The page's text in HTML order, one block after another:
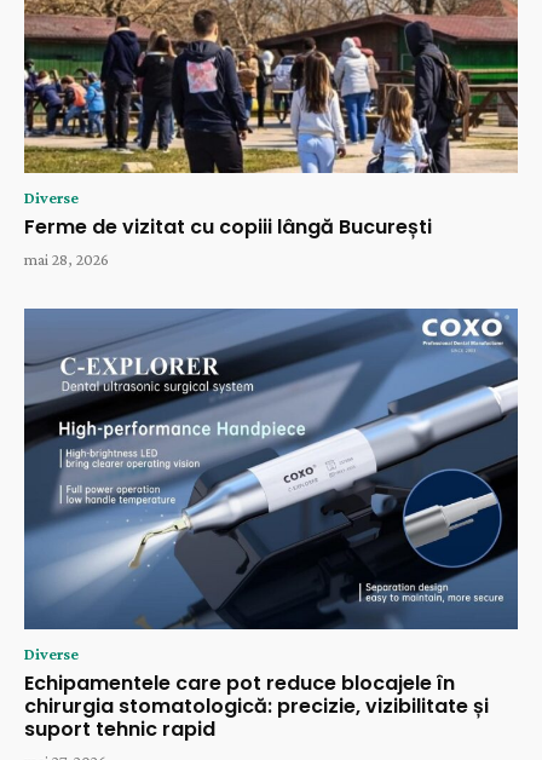
Diverse
Ferme de vizitat cu copiii lângă București
mai 28, 2026
Diverse
Echipamentele care pot reduce blocajele în
chirurgia stomatologică: precizie, vizibilitate și
suport tehnic rapid